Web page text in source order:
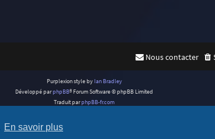
En savoir plus
Nous contacter
Purplexion style by Ian Bradley
Développé parphpBB® Forum Software © phpBB Limited
Traduit parphpBB-fr.com